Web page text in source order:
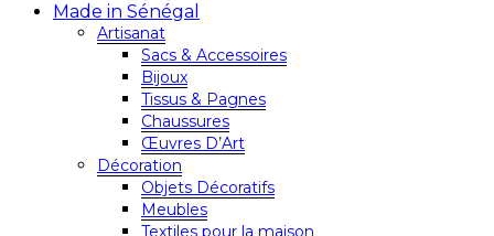
Made in Sénégal
Artisanat
Sacs & Accessoires
Bijoux
Tissus & Pagnes
Chaussures
Œuvres D’Art
Décoration
Objets Décoratifs
Meubles
Textiles pour la maison